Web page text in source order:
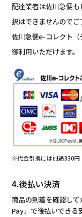
配達業者は佐川急便
択はできませんのでご
佐川急便e-コレクト
御利用いただけます。
※代金引換には別途330円
4.後払い決済
商品の到着を確認し
Pay」で後払いできる